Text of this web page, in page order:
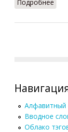
Подробнее
Алфавитный
Вводное
Облако